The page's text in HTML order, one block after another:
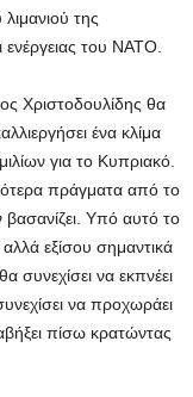
της
του ΝΑΤΟ.
Χριστοδουλίδης θα
ένα κλίμα
για το Κυπριακό.
πράγματα από το
Υπό αυτό το
εξίσου σημαντικά
συνεχίσει να εκπνέει
να προχωράει
πίσω κρατώντας